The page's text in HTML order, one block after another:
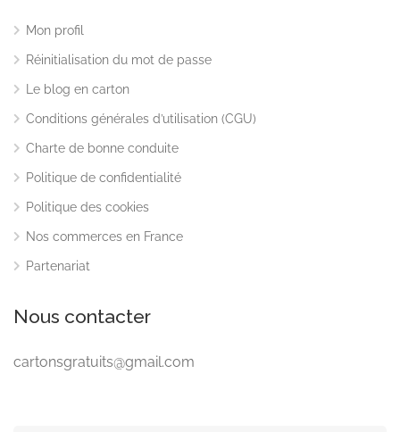
Mon profil
Réinitialisation du mot de passe
Le blog en carton
Conditions générales d’utilisation (CGU)
Charte de bonne conduite
Politique de confidentialité
Politique des cookies
Nos commerces en France
Partenariat
Nous contacter
cartonsgratuits@gmail.com